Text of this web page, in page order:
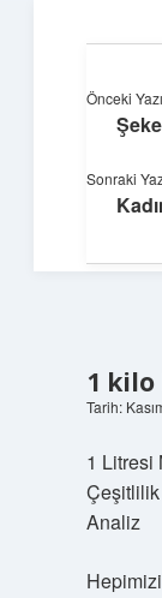
1
Tarih:
1 Litresi
Analiz
Önceki Yazı
Sonraki